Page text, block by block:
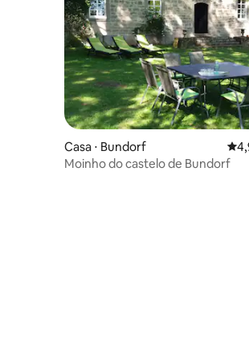
Casa ⋅ Bundorf
Moinho do castelo de Bundorf